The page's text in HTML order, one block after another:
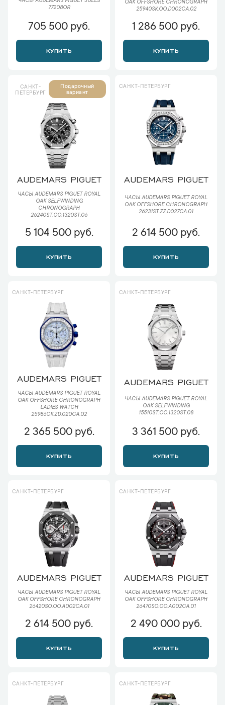
77208OR
705 500 руб.
КУПИТЬ
OAK OFFSHORE CHRONOGRAPH
25940SK.OO.D002CA.02
1 286 500 руб.
КУПИТЬ
САНКТ-
ПЕТЕРБУРГ
Подарочный
вариант
AUDEMARS PIGUET
ЧАСЫ AUDEMARS PIGUET ROYAL
OAK SELFWINDING
CHRONOGRAPH
26240ST.OO.1320ST.06
5 104 500 руб.
КУПИТЬ
САНКТ-ПЕТЕРБУРГ
AUDEMARS PIGUET
ЧАСЫ AUDEMARS PIGUET ROYAL
OAK OFFSHORE CHRONOGRAPH
26231ST.ZZ.D027CA.01
2 614 500 руб.
КУПИТЬ
САНКТ-ПЕТЕРБУРГ
AUDEMARS PIGUET
ЧАСЫ AUDEMARS PIGUET ROYAL
OAK OFFSHORE CHRONOGRAPH
LADIES WATCH
25986CK.ZD.020CA.02
2 365 500 руб.
КУПИТЬ
САНКТ-ПЕТЕРБУРГ
AUDEMARS PIGUET
ЧАСЫ AUDEMARS PIGUET ROYAL
OAK SELFWINDING
15510ST.OO.1320ST.08
3 361 500 руб.
КУПИТЬ
САНКТ-ПЕТЕРБУРГ
AUDEMARS PIGUET
ЧАСЫ AUDEMARS PIGUET ROYAL
OAK OFFSHORE CHRONOGRAPH
26420SO.OO.A002CA.01
2 614 500 руб.
КУПИТЬ
САНКТ-ПЕТЕРБУРГ
AUDEMARS PIGUET
ЧАСЫ AUDEMARS PIGUET ROYAL
OAK OFFSHORE CHRONOGRAPH
26470SO.OO.A002CA.01
2 490 000 руб.
КУПИТЬ
САНКТ-ПЕТЕРБУРГ САНКТ-ПЕТЕРБУРГ